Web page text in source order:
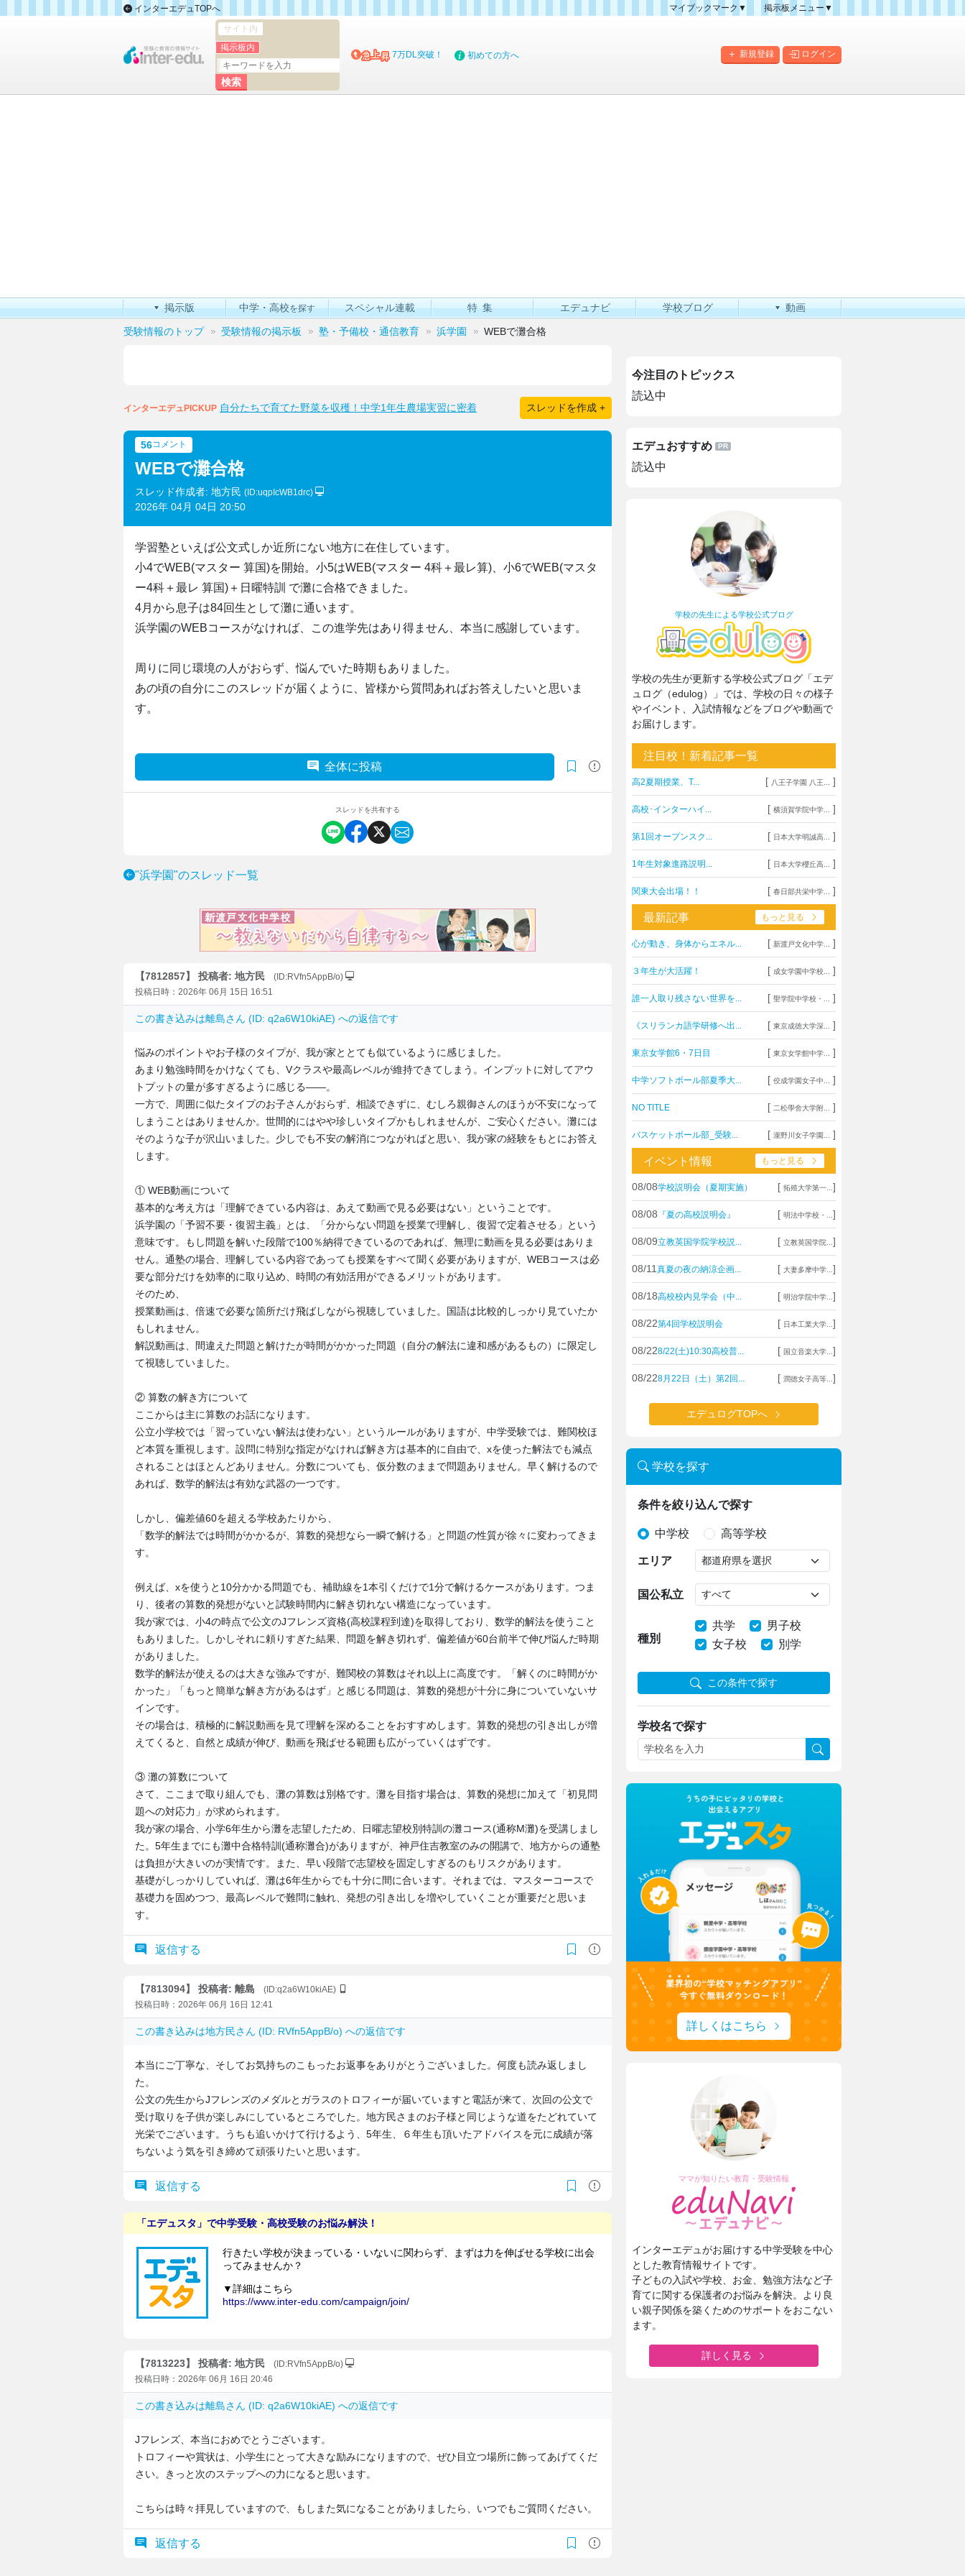
インターエデュTOPへ
マイブックマーク▼
掲示板メニュー▼
掲示板マップ
新規登録 ログイン
サイト内
掲示板内
7万DL突破！ 初めての方へ
掲示版 中学・高校を探す スペシャル連載 特集 エデュナビ 学校ブログ 動画
受験情報のトップ 受験情報の掲示板 塾・予備校・通信教育 浜学園 WEBで灘合格
インターエデュPICKUP 自分たちで育てた野菜を収穫！中学1年生農場実習に密着 スレッドを作成 +
56コメント
WEBで灘合格
スレッド作成者: 地方民 (ID:uqpIcWB1drc)
2026年 04月 04日 20:50
学習塾といえば公文式しか近所にない地方に在住しています。
小4でWEB(マスター 算国)を開始。小5はWEB(マスター 4科＋最レ算)、小6でWEB(マスタ
ー4科＋最レ 算国)＋日曜特訓 で灘に合格できました。
4月から息子は84回生として灘に通います。
浜学園のWEBコースがなければ、この進学先はあり得ません、本当に感謝しています。
周りに同じ環境の人がおらず、悩んでいた時期もありました。
あの頃の自分にこのスレッドが届くように、皆様から質問あればお答えしたいと思いま
す。
全体に投稿
スレッドを共有する
"浜学園"のスレッド一覧
【7812857】 投稿者: 地方民
(ID:RVfn5AppB/o)
投稿日時：2026年 06月 15日 16:51
この書き込みは離島さん (ID: q2a6W10kiAE) への返信です
悩みのポイントやお子様のタイプが、我が家ととても似ているように感じました。
あまり勉強時間をかけなくても、Vクラスや最高レベルが維持できてしまう。インプットに対してアウ
トプットの量が多すぎるように感じる――。
一方で、周囲に似たタイプのお子さんがおらず、相談できずに、むしろ親御さんのほうが不安になって
しまうことはありませんか。世間的にはやや珍しいタイプかもしれませんが、ご安心ください。灘には
そのような子が沢山いました。少しでも不安の解消につながればと思い、我が家の経験をもとにお答え
します。
① WEB動画について
基本的な考え方は「理解できている内容は、あえて動画で見る必要はない」ということです。
浜学園の「予習不要・復習主義」とは、「分からない問題を授業で理解し、復習で定着させる」という
意味です。もし問題を解いた段階で100％納得できているのであれば、無理に動画を見る必要はありま
せん。通塾の場合、理解している内容であっても授業をすべて聞く必要がありますが、WEBコースは必
要な部分だけを効率的に取り込め、時間の有効活用ができるメリットがあります。
そのため、
授業動画は、倍速で必要な箇所だけ飛ばしながら視聴していました。国語は比較的しっかり見ていたか
もしれません。
解説動画は、間違えた問題と解けたが時間がかかった問題（自分の解法に違和感があるもの）に限定し
て視聴していました。
② 算数の解き方について
ここからは主に算数のお話になります。
公立小学校では「習っていない解法は使わない」というルールがありますが、中学受験では、難関校ほ
ど本質を重視します。設問に特別な指定がなければ解き方は基本的に自由で、xを使った解法でも減点
されることはほとんどありません。分数についても、仮分数のままで問題ありません。早く解けるので
あれば、数学的解法は有効な武器の一つです。
しかし、偏差値60を超える学校あたりから、
「数学的解法では時間がかかるが、算数的発想なら一瞬で解ける」と問題の性質が徐々に変わってきま
す。
例えば、xを使うと10分かかる問題でも、補助線を1本引くだけで1分で解けるケースがあります。つま
り、後者の算数的発想がないと試験時間内に解き切れない構造になっています。
我が家では、小4の時点で公文のJフレンズ資格(高校課程到達)を取得しており、数学的解法を使うこと
もありました。しかしそれに頼りすぎた結果、問題を解き切れず、偏差値が60台前半で伸び悩んだ時期
がありました。
数学的解法が使えるのは大きな強みですが、難関校の算数はそれ以上に高度です。「解くのに時間がか
かった」「もっと簡単な解き方があるはず」と感じる問題は、算数的発想が十分に身についていないサ
インです。
その場合は、積極的に解説動画を見て理解を深めることをおすすめします。算数的発想の引き出しが増
えてくると、自然と成績が伸び、動画を飛ばせる範囲も広がっていくはずです。
③ 灘の算数について
さて、ここまで取り組んでも、灘の算数は別格です。灘を目指す場合は、算数的発想に加えて「初見問
題への対応力」が求められます。
我が家の場合、小学6年生から灘を志望したため、日曜志望校別特訓の灘コース(通称M灘)を受講しまし
た。5年生までにも灘中合格特訓(通称灘合)がありますが、神戸住吉教室のみの開講で、地方からの通塾
は負担が大きいのが実情です。また、早い段階で志望校を固定しすぎるのもリスクがあります。
基礎がしっかりしていれば、灘は6年生からでも十分に間に合います。それまでは、マスターコースで
基礎力を固めつつ、最高レベルで難問に触れ、発想の引き出しを増やしていくことが重要だと思いま
す。
返信する
【7813094】 投稿者: 離島
(ID:q2a6W10kiAE)
投稿日時：2026年 06月 16日 12:41
この書き込みは地方民さん (ID: RVfn5AppB/o) への返信です
本当にご丁寧な、そしてお気持ちのこもったお返事をありがとうございました。何度も読み返しまし
た。
公文の先生からJフレンズのメダルとガラスのトロフィーが届いていますと電話が来て、次回の公文で
受け取りを子供が楽しみにしているところでした。地方民さまのお子様と同じような道をたどれていて
光栄でございます。うちも追いかけて行けるよう、5年生、６年生も頂いたアドバイスを元に成績が落
ちないよう気を引き締めて頑張りたいと思います。
返信する
【7813223】 投稿者: 地方民
(ID:RVfn5AppB/o)
投稿日時：2026年 06月 16日 20:46
この書き込みは離島さん (ID: q2a6W10kiAE) への返信です
Jフレンズ、本当におめでとうございます。
トロフィーや賞状は、小学生にとって大きな励みになりますので、ぜひ目立つ場所に飾ってあげてくだ
さい。きっと次のステップへの力になると思います。
こちらは時々拝見していますので、もしまた気になることがありましたら、いつでもご質問ください。
返信する
今注目のトピックス
読込中
エデュおすすめ
読込中
学校の先生による学校公式ブログ
学校の先生が更新する学校公式ブログ「エデ
ュログ（edulog）」では、学校の日々の様子
やイベント、入試情報などをブログや動画で
お届けします。
注目校！新着記事一覧
高2夏期授業、T... [ 八王子学園 八王... ]
高校･インターハイ... [ 横須賀学院中学... ]
第1回オープンスク... [ 日本大学明誠高... ]
1年生対象進路説明... [ 日本大学櫻丘高... ]
関東大会出場！！ [ 春日部共栄中学... ]
最新記事 もっと見る
心が動き、身体からエネル... [ 新渡戸文化中学... ]
３年生が大活躍！ [ 成女学園中学校... ]
誰一人取り残さない世界を... [ 聖学院中学校・... ]
《スリランカ語学研修へ出... [ 東京成徳大学深... ]
東京女学館6・7日目 [ 東京女学館中学... ]
中学ソフトボール部夏季大... [ 佼成学園女子中... ]
NO TITLE [ 二松學舍大学附... ]
バスケットボール部_受験... [ 瀧野川女子学園... ]
イベント情報 もっと見る
08/08学校説明会（夏期実施） [ 拓殖大学第一... ]
08/08 『夏の高校説明会』 [ 明法中学校・... ]
08/09立教英国学院学校説... [ 立教英国学院... ]
08/11 真夏の夜の納涼企画... [ 大妻多摩中学... ]
08/18高校校内見学会（中... [ 明治学院中学... ]
08/22第4回学校説明会 [ 日本工業大学... ]
08/228/22(土)10:30高校普... [ 国立音楽大学... ]
08/228月22日（土）第2回... [ 潤徳女子高等... ]
エデュログTOPへ
学校を探す
条件を絞り込んで探す
中学校 高等学校
エリア
国公私立
種別
共学
男子校
女子校
別学
この条件で探す
学校名で探す
詳しくはこちら
ママが知りたい教育・受験情報
インターエデュがお届けする中学受験を中心
とした教育情報サイトです。
子どもの入試や学校、お金、勉強方法など子
育てに関する保護者のお悩みを解決。より良
い親子関係を築くためのサポートをおこない
ます。
詳しく見る